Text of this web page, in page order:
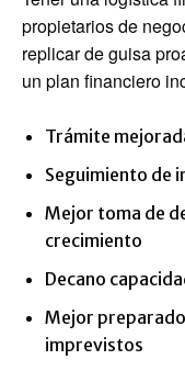
propietarios de
replicar de guisa
un plan financiero
Trámite
Seguimiento de
Mejor toma de
crecimiento
Decano
Mejor
imprevistos